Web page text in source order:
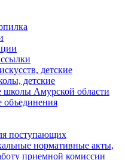
детские
детские
школы Амурской области
объединения
поступающих
нормативные акты,
приемной комиссии